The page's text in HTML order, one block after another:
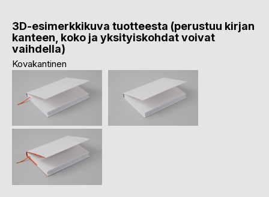
3D-esimerkkikuva tuotteesta (perustuu kirjan
kanteen, koko ja yksityiskohdat voivat
vaihdella)
Kovakantinen